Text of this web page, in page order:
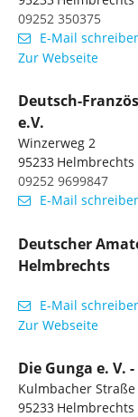
09252 350375
E-Mail
Zur Webseite
Deutsch-
e.V.
Winzerweg 2
95233 Helmbrechts
09252 9699847
E-Mail
Deutscher
Helmbrechts
E-Mail
Zur Webseite
Die Gunga e. V.
Kulmbacher Straße
95233 Helmbrechts